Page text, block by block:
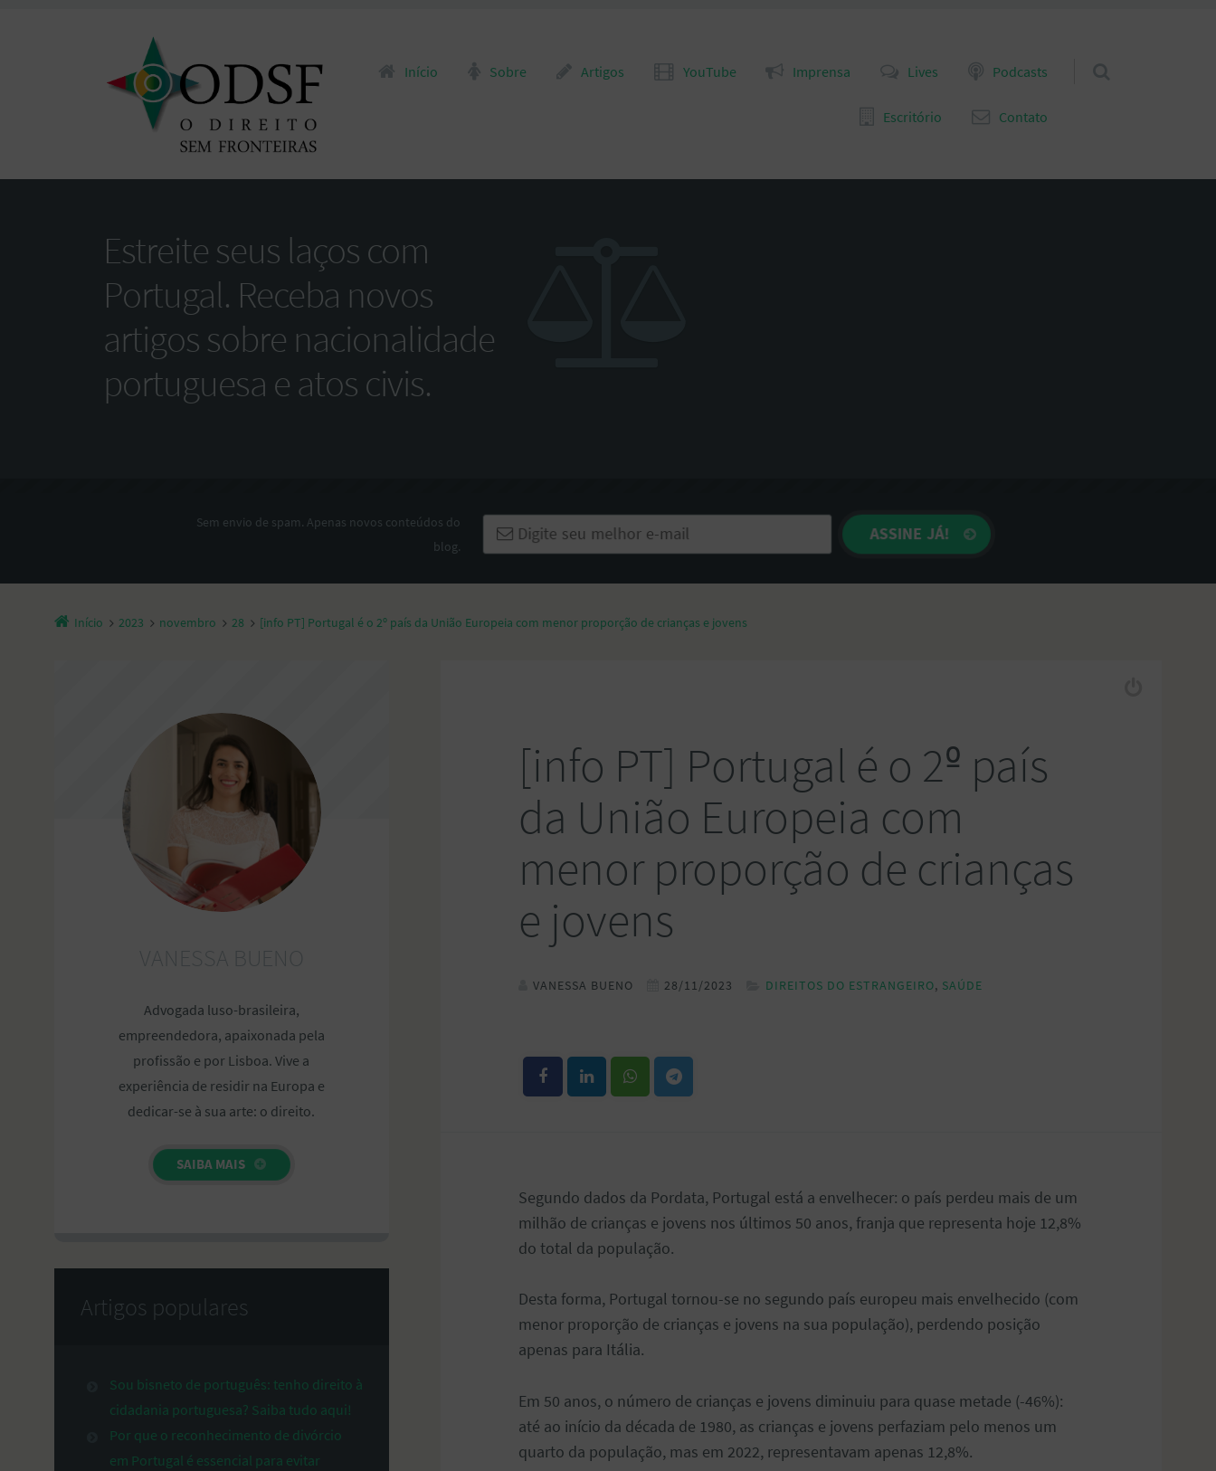
Início Sobre Artigos YouTube Imprensa Lives Podcasts
Escritório Contato
Estreite seus laços com
Portugal. Receba novos
artigos sobre nacionalidade
portuguesa e atos civis.
Sem envio de spam. Apenas novos conteúdos do
blog.
Início 2023 novembro 28 [info PT] Portugal é o 2º país da União Europeia com menor proporção de crianças e jovens
[info PT] Portugal é o 2º país
da União Europeia com
menor proporção de crianças
e jovens
VANESSA BUENO 28/11/2023 DIREITOS DO ESTRANGEIRO, SAÚDE
Segundo dados da Pordata, Portugal está a envelhecer: o país perdeu mais de um
milhão de crianças e jovens nos últimos 50 anos, franja que representa hoje 12,8%
do total da população.
Desta forma, Portugal tornou-se no segundo país europeu mais envelhecido (com
menor proporção de crianças e jovens na sua população), perdendo posição
apenas para Itália.
Em 50 anos, o número de crianças e jovens diminuiu para quase metade (-46%):
até ao início da década de 1980, as crianças e jovens perfaziam pelo menos um
quarto da população, mas em 2022, representavam apenas 12,8%.
Advogada luso-brasileira,
empreendedora, apaixonada pela
profissão e por Lisboa. Vive a
experiência de residir na Europa e
dedicar-se à sua arte: o direito.
SAIBA MAIS
Artigos populares
Sou bisneto de português: tenho direito à
cidadania portuguesa? Saiba tudo aqui!
Por que o reconhecimento de divórcio
em Portugal é essencial para evitar